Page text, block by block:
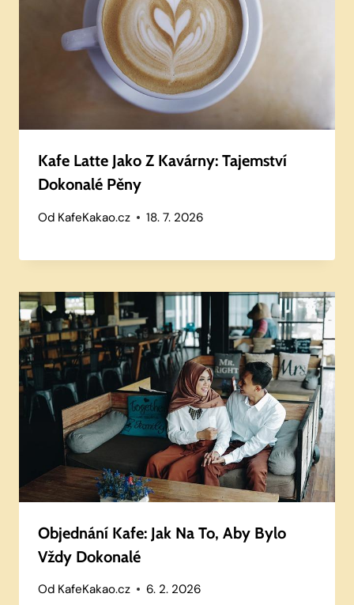
Kafe Latte Jako Z Kavárny: Tajemství
Dokonalé Pěny
Od KafeKakao.cz 18. 7. 2026
Objednání Kafe: Jak Na To, Aby Bylo
Vždy Dokonalé
Od KafeKakao.cz 6. 2. 2026